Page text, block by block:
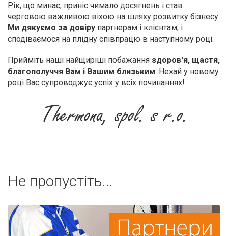
Рік, що минає, приніс чимало досягнень і став
черговою важливою віхою на шляху розвитку бізнесу.
Ми дякуємо за довіру партнерам і клієнтам, і
сподіваємося на плідну співпрацю в наступному році.
Прийміть наші найщиріші побажання здоров'я, щастя,
благополуччя Вам і Вашим близьким. Нехай у новому
році Вас супроводжує успіх у всіх починаннях!
Не пропустіть...